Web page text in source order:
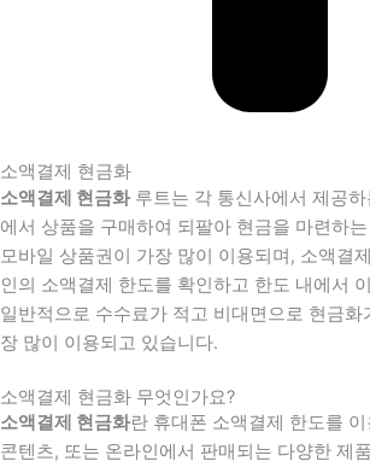
소액결제 현금화
소액결제 현금화루트는 각 통신사에서 제공하
에서 상품을 구매하여 되팔아 현금을 마련하
모바일 상품권이 가장 많이 이용되며, 소액결
인의 소액결제 한도를 확인하고 한도 내에서
일반적으로 수수료가 적고 비대면으로 현금
장 많이 이용되고 있습니다.
소액결제 현금화 무엇인가요?
소액결제 현금화란 휴대폰 소액결제 한도를
콘텐츠, 또는 온라인에서 판매되는 다양한 제